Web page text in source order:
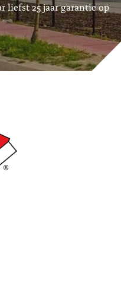
liefst 25 jaar garantie op